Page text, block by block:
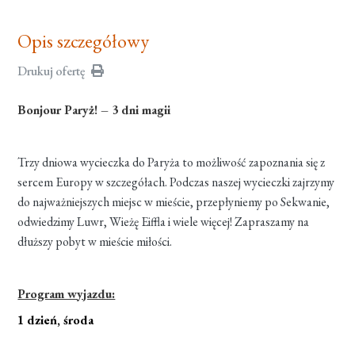
Opis szczegółowy
Drukuj ofertę
Bonjour Paryż! – 3 dni magii
Trzy dniowa wycieczka do Paryża to możliwość zapoznania się z
sercem Europy w szczegółach. Podczas naszej wycieczki zajrzymy
do najważniejszych miejsc w mieście, przepłyniemy po Sekwanie,
odwiedzimy Luwr, Wieżę Eiffla i wiele więcej! Zapraszamy na
dłuższy pobyt w mieście miłości.
Program wyjazdu:
1 dzień, środa